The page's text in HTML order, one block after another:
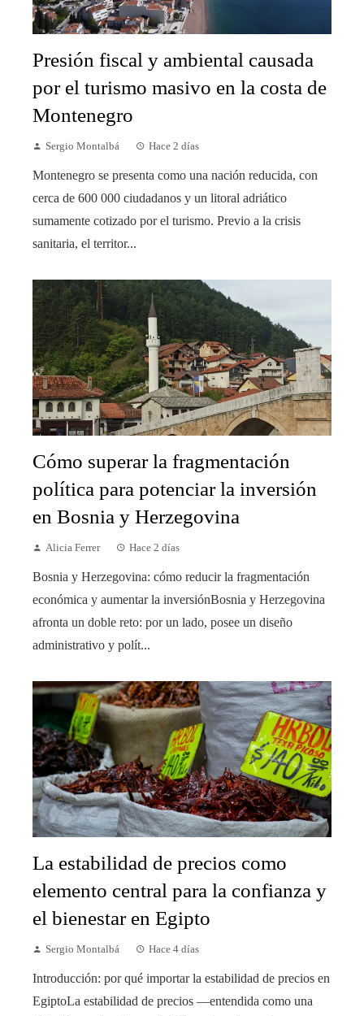
Presión fiscal y ambiental causada
por el turismo masivo en la costa de
Montenegro
Sergio Montalbá Hace 2 días
Montenegro se presenta como una nación reducida, con
cerca de 600 000 ciudadanos y un litoral adriático
sumamente cotizado por el turismo. Previo a la crisis
sanitaria, el territor...
Cómo superar la fragmentación
política para potenciar la inversión
en Bosnia y Herzegovina
Alicia Ferrer Hace 2 días
Bosnia y Herzegovina: cómo reducir la fragmentación
económica y aumentar la inversiónBosnia y Herzegovina
afronta un doble reto: por un lado, posee un diseño
administrativo y polít...
La estabilidad de precios como
elemento central para la confianza y
el bienestar en Egipto
Sergio Montalbá Hace 4 días
Introducción: por qué importar la estabilidad de precios en
EgiptoLa estabilidad de precios —entendida como una